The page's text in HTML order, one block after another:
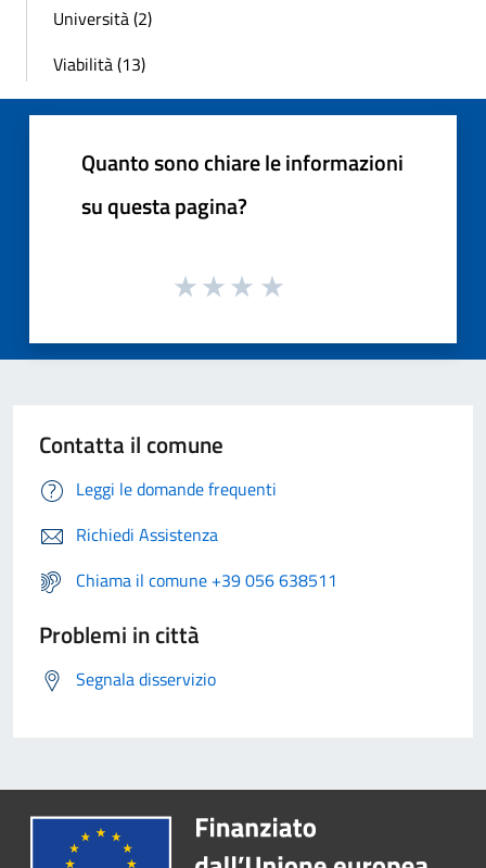
Università (2)
Viabilità (13)
Quanto sono chiare le informazioni
su questa pagina?
Contatta il comune
Leggi le domande frequenti
Richiedi Assistenza
Chiama il comune +39 056 638511
Problemi in città
Segnala disservizio